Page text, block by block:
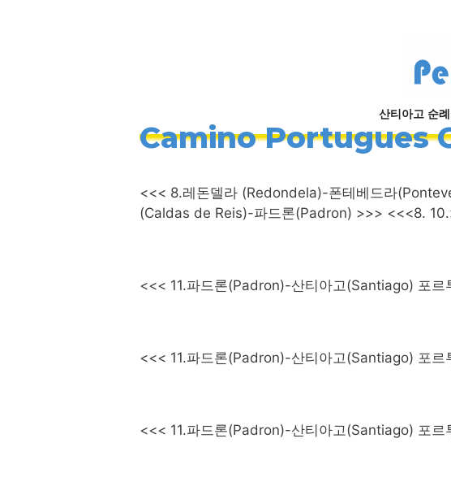
산티아고 순
.
Camino Portugues
<<< 8.레돈델라 (Redondela)-폰테베드라
(Caldas de Reis)-파드론(Padron) >>> <<<8.
<<< 11.파드론(Padron)-산티아고(Santiago) 포
<<< 11.파드론(Padron)-산티아고(Santiago) 포
<<< 11.파드론(Padron)-산티아고(Santiago) 포